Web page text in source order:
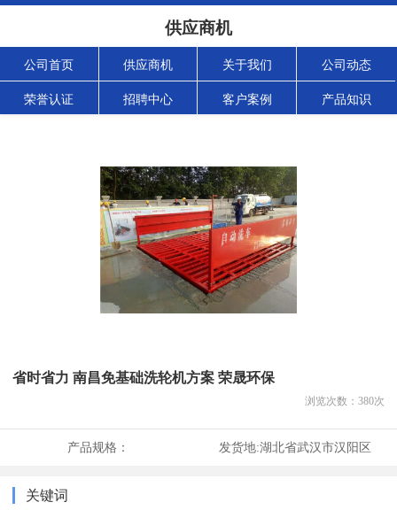
供应商机
公司首页 供应商机 关于我们 公司动态
荣誉认证 招聘中心 客户案例 产品知识
省时省力 南昌免基础洗轮机方案 荣晟环保
浏览次数： 380次
产品规格： 发货地:湖北省武汉市汉阳区
关键词